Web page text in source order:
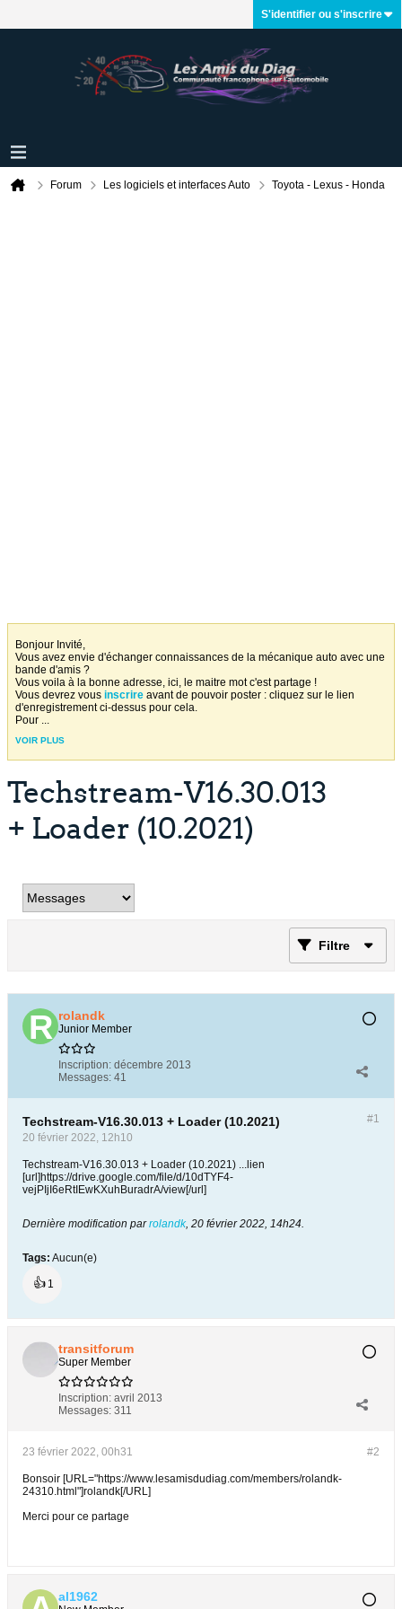
S'identifier ou s'inscrire
Forum Les logiciels et interfaces Auto Toyota - Lexus - Honda
Bonjour Invité,
Vous avez envie d'échanger connaissances de la mécanique auto avec une
bande d'amis ?
Vous voila à la bonne adresse, ici, le maitre mot c'est partage !
Vous devrez vous inscrire avant de pouvoir poster : cliquez sur le lien
d'enregistrement ci-dessus pour cela.
Pour ...
VOIR PLUS
Techstream-V16.30.013
+ Loader (10.2021)
Filtre
rolandk
Junior Member
Inscription: décembre 2013
Messages: 41
#1
Techstream-V16.30.013 + Loader (10.2021)
20 février 2022, 12h10
Techstream-V16.30.013 + Loader (10.2021) ...lien
[url]https://drive.google.com/file/d/10dTYF4-
vejPIjI6eRtIEwKXuhBuradrA/view[/url]
Dernière modification parrolandk, 20 février 2022, 14h24.
Tags: Aucun(e)
👍 1
transitforum
Super Member
Inscription: avril 2013
Messages: 311
#2
23 février 2022, 00h31
Bonsoir [URL="https://www.lesamisdudiag.com/members/rolandk-
24310.html"]rolandk[/URL]
Merci pour ce partage
al1962